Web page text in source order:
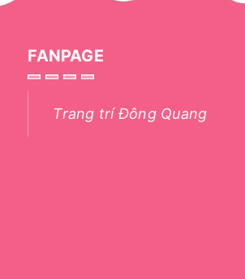
FANPAGE
Trang trí Đông Quang